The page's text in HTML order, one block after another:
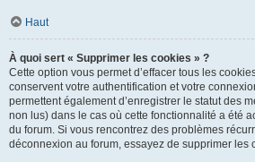
Haut
À quoi sert « Supprimer les cookies » ?
Cette option vous permet d’effacer tous les
conservent votre authentification et votre
permettent également d’enregistrer le statut des
non lus) dans le cas où cette fonctionnalité a été
du forum. Si vous rencontrez des problèmes
déconnexion au forum, essayez de supprimer les